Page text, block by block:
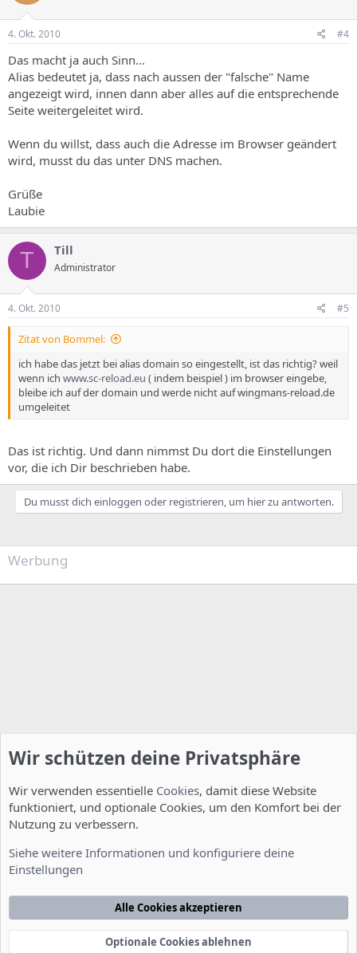
4. Okt. 2010 #4
Das macht ja auch Sinn...
Alias bedeutet ja, dass nach aussen der "falsche" Name
angezeigt wird, innen dann aber alles auf die entsprechende
Seite weitergeleitet wird.
Wenn du willst, dass auch die Adresse im Browser geändert
wird, musst du das unter DNS machen.
Grüße
Laubie
T Till
Administrator
4. Okt. 2010 #5
Zitat von Bommel:
ich habe das jetzt bei alias domain so eingestellt, ist das richtig? weil
wenn ich www.sc-reload.eu ( indem beispiel ) im browser eingebe,
bleibe ich auf der domain und werde nicht auf wingmans-reload.de
umgeleitet
Das ist richtig. Und dann nimmst Du dort die Einstellungen
vor, die ich Dir beschrieben habe.
Du musst dich einloggen oder registrieren, um hier zu antworten.
Werbung
Nutzungsbedingungen Datenschutzerklärung
Startseite
Community platform by XenForo® © 2010-2022 XenForo Ltd.
Wir schützen deine Privatsphäre
Wir verwenden essentielle Cookies, damit diese Website
funktioniert, und optionale Cookies, um den Komfort bei der
Nutzung zu verbessern.
Siehe weitere Informationen und konfiguriere deine
Einstellungen
Alle Cookies akzeptieren
Optionale Cookies ablehnen